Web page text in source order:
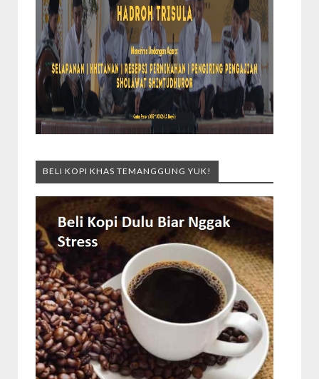
BELI KOPI KHAS TEMANGGUNG YUK!